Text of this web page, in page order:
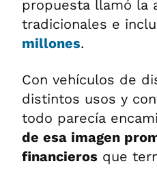
propuesta llamó la
tradicionales e
millones.
Con vehículos de
distintos usos y
todo parecía
de esa imagen
financieros que